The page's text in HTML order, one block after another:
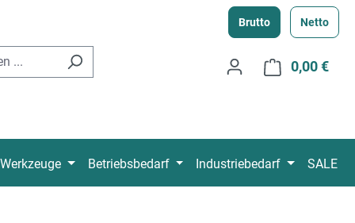
Brutto Netto
0,00 €
Werkzeuge Betriebsbedarf Industriebedarf SALE